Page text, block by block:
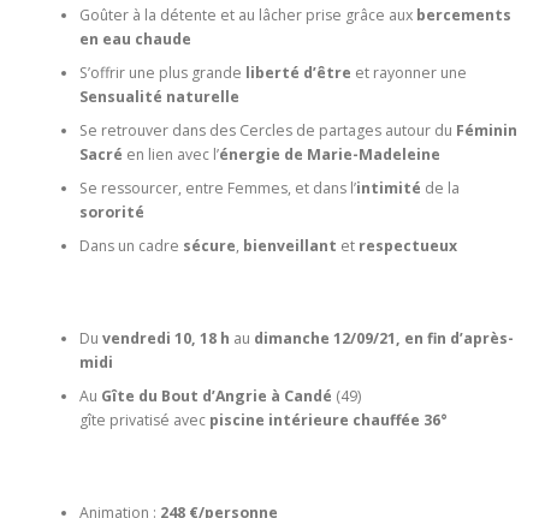
Goûter à la détente et au lâcher prise grâce aux bercements
en eau chaude
S’offrir une plus grande liberté d’être et rayonner une
Sensualité naturelle
Se retrouver dans des Cercles de partages autour du Féminin
Sacré en lien avec l’énergie de Marie-Madeleine
Se ressourcer, entre Femmes, et dans l’intimité de la
sororité
Dans un cadre sécure, bienveillant et respectueux
Du vendredi 10, 18 h au dimanche 12/09/21, en fin d’après-
midi
Au Gîte du Bout d’Angrie à Candé (49)
gîte privatisé avec piscine intérieure chauffée 36°
Animation : 248 €/personne